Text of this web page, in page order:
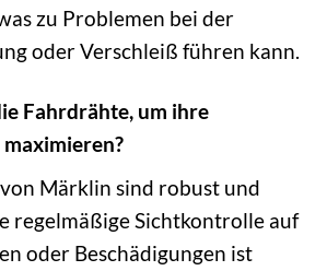
zu Problemen bei der
oder Verschleiß führen kann.
Fahrdrähte, um ihre
Märklin sind robust und
regelmäßige Sichtkontrolle auf
oder Beschädigungen ist